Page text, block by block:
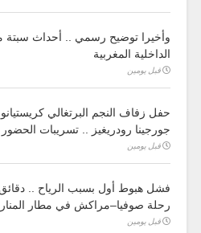
وأخيرا توضيح رسمي .. أحداث سبتة
الداخلية المغربية
قبل يومين
حفل زفاف النجم البرتغالي
جورجينا رودريغيز .. تسريبات الحضور
قبل يومين
فشل هبوط أول بسبب الرياح ..
رحلة صوفيا–مراكش في مطار
قبل يومين